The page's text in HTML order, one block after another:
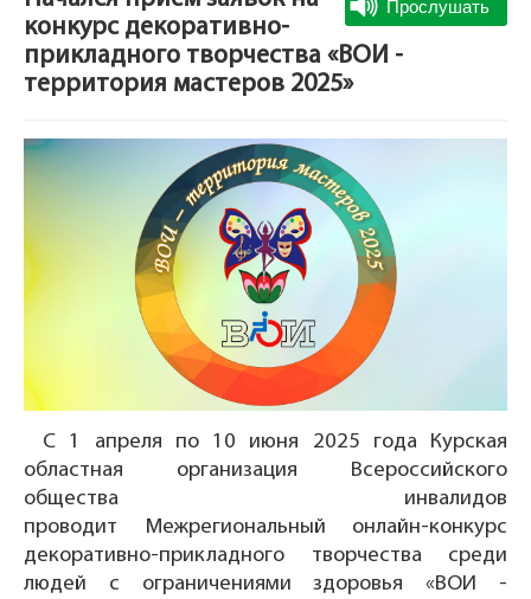
конкурс декоративно-
прикладного творчества «ВОИ -
территория мастеров 2025»
С 1 апреля по 10 июня 2025 года Курская
областная организация Всероссийского
общества инвалидов
проводит Межрегиональный онлайн-конкурс
декоративно-прикладного творчества среди
людей с ограничениями здоровья «ВОИ -